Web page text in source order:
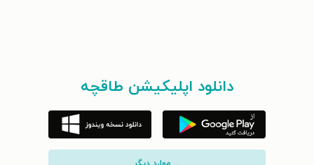
دانلود اپلیکیشن طاقچه